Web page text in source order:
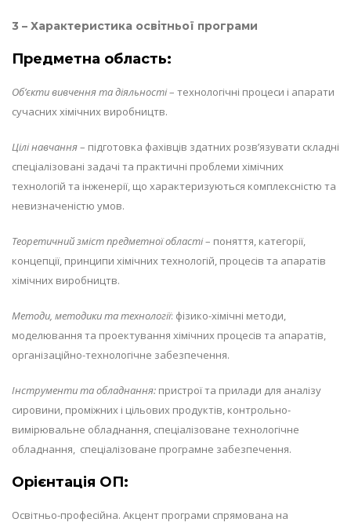
3 – Характеристика освітньої програми
Предметна область:
Об’єкти вивчення та діяльності– технологічні процеси і апарати
сучасних хімічних виробництв.
Цілі навчання– підготовка фахівців здатних розв’язувати складні
спеціалізовані задачі та практичні проблеми хімічних
технологій та інженерії, що характеризуються комплексністю та
невизначеністю умов.
Теоретичний зміст предметної області– поняття, категорії,
концепції, принципи хімічних технологій, процесів та апаратів
хімічних виробництв.
Методи, методики та технології: фізико-хімічні методи,
моделювання та проектування хімічних процесів та апаратів,
організаційно-технологічне забезпечення.
Інструменти та обладнання: пристрої та прилади для аналізу
сировини, проміжних і цільових продуктів, контрольно-
вимірювальне обладнання, спеціалізоване технологічне
обладнання, спеціалізоване програмне забезпечення.
Орієнтація ОП:
Освітньо-професійна. Акцент програми спрямована на